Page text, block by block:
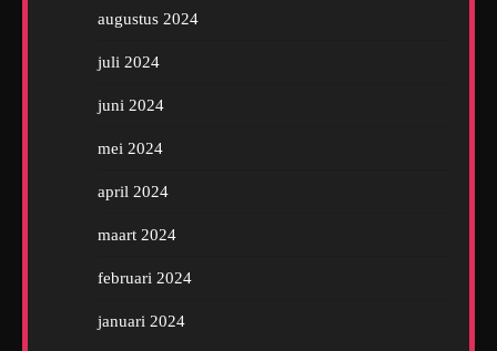
augustus 2024
juli 2024
juni 2024
mei 2024
april 2024
maart 2024
februari 2024
januari 2024